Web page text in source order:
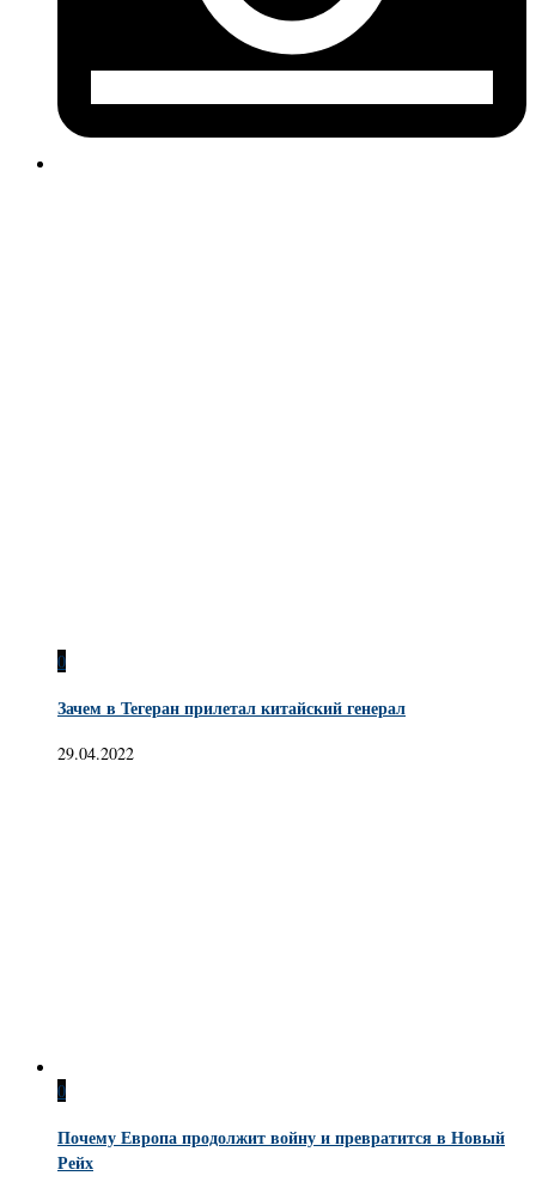
0
Зачем в Тегеран прилетал китайский генерал
29.04.2022
0
Почему Европа продолжит войну и превратится в Новый
Рейх